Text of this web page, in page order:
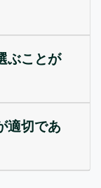
ぶことが
適切であ